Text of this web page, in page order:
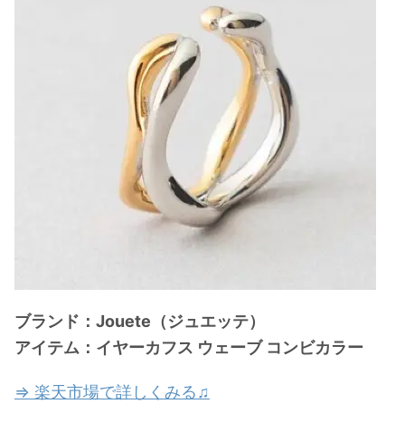
ブランド：Jouete（ジュエッテ）
アイテム：イヤーカフス ウェーブ コンビカラー
⇒ 楽天市場で詳しくみる♫